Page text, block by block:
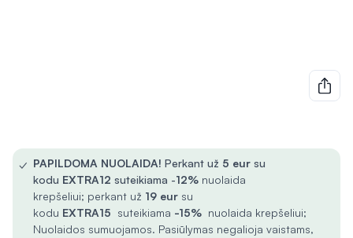
✓ PAPILDOMA NUOLAIDA! Perkant už 5 eur su
kodu EXTRA12 suteikiama -12% nuolaida
krepšeliui; perkant už 19 eur su
kodu EXTRA15 suteikiama -15% nuolaida krepšeliui;
Nuolaidos sumuojamos. Pasiūlymas negalioja vaistams,